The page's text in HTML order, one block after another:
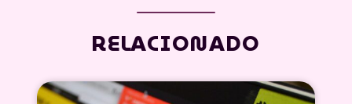
RELACIONADO